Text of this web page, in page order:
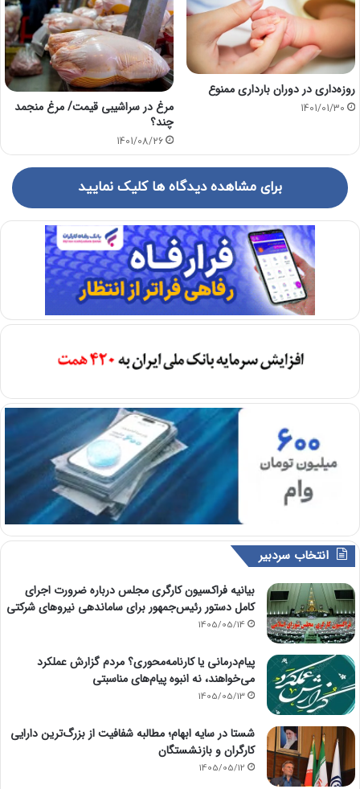
روزه‌داری در دوران بارداری ممنوع
1401/01/30
مرغ در سراشیبی قیمت/ مرغ منجمد
چند؟
1401/08/26
برای مشاهده دیدگاه ها کلیک نمایید
انتخاب سردبیر
بیانیه فراکسیون کارگری مجلس درباره ضرورت اجرای
کامل دستور رئیس‌جمهور برای ساماندهی نیروهای شرکتی
1405/05/14
پیام‌درمانی یا کارنامه‌محوری؟ مردم گزارش عملکرد
می‌خواهند، نه انبوه پیام‌های مناسبتی
1405/05/13
شستا در سایه ابهام؛ مطالبه شفافیت از بزرگ‌ترین دارایی
کارگران و بازنشستگان
1405/05/12